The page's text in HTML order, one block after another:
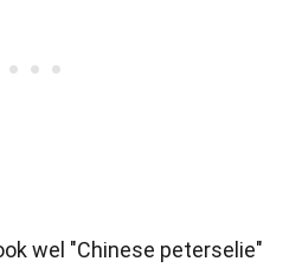
wel "Chinese peterselie"